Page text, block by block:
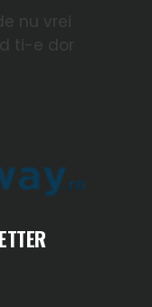
nu vrei
ti-e dor